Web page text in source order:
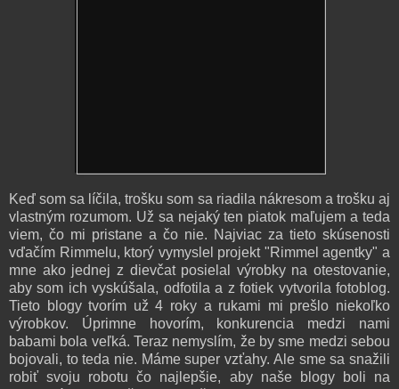
Keď som sa líčila, trošku som sa riadila nákresom a trošku aj
vlastným rozumom. Už sa nejaký ten piatok maľujem a teda
viem, čo mi pristane a čo nie. Najviac za tieto skúsenosti
vďačím Rimmelu, ktorý vymyslel projekt "Rimmel agentky" a
mne ako jednej z dievčat posielal výrobky na otestovanie,
aby som ich vyskúšala, odfotila a z fotiek vytvorila fotoblog.
Tieto blogy tvorím už 4 roky a rukami mi prešlo niekoľko
výrobkov. Úprimne hovorím, konkurencia medzi nami
babami bola veľká. Teraz nemyslím, že by sme medzi sebou
bojovali, to teda nie. Máme super vzťahy. Ale sme sa snažili
robiť svoju robotu čo najlepšie, aby naše blogy boli na